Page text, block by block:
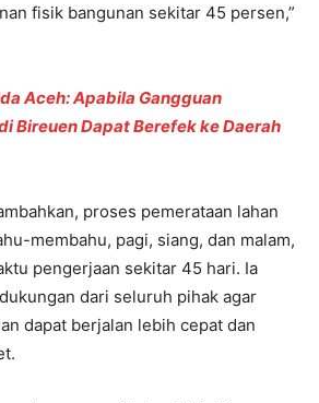
fisik bangunan sekitar 45 persen,”
Aceh: Apabila Gangguan
Bireuen Dapat Berefek ke Daerah
proses pemerataan lahan
membahu, pagi, siang, dan malam,
pengerjaan sekitar 45 hari. Ia
dari seluruh pihak agar
dapat berjalan lebih cepat dan